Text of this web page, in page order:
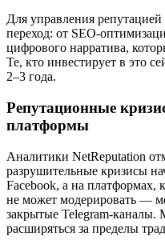
Для управления репутацией
переход: от SEO-
цифрового нарратива,
Те, кто инвестирует в это
2–3 года.
Репутационные
платформы
Аналитики NetReputation
разрушительные кризисы
Facebook, а на платформах,
не может модерировать —
закрытые Telegram-
расширяться за пределы